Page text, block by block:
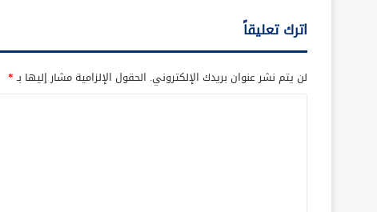
اترك تعليقاً
لن يتم نشر عنوان بريدك الإلكتروني. الحقول الإلزامية مشار إليها بـ*